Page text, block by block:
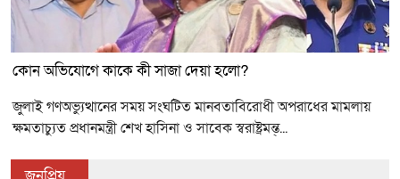
কোন অভিযোগে কাকে কী সাজা দেয়া হলো?
জুলাই গণঅভ্যুত্থানের সময় সংঘটিত মানবতাবিরোধী অপরাধের মামলায়
ক্ষমতাচ্যুত প্রধানমন্ত্রী শেখ হাসিনা ও সাবেক স্বরাষ্ট্রমন্ত্...